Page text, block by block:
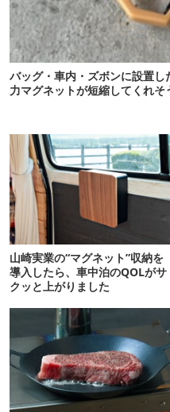
バッグ・車内・ズボンに設置し
力マグネットが短縮してくれそ
山崎実業の“マグネット”収納を
導入したら、車中泊のQOLがサ
クッと上がりました